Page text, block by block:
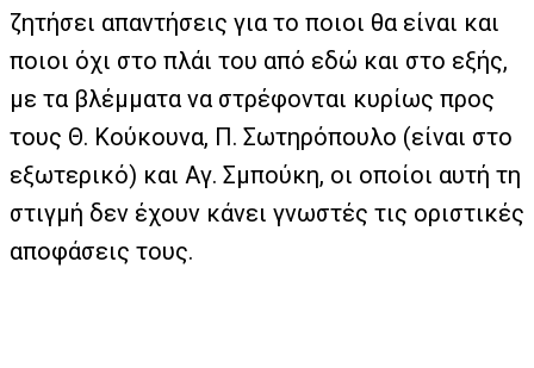
ζητήσει απαντήσεις για το ποιοι θα είναι και
ποιοι όχι στο πλάι του από εδώ και στο εξής,
με τα βλέμματα να στρέφονται κυρίως προς
τους Θ. Κούκουνα, Π. Σωτηρόπουλο (είναι στο
εξωτερικό) και Αγ. Σμπούκη, οι οποίοι αυτή τη
στιγμή δεν έχουν κάνει γνωστές τις οριστικές
αποφάσεις τους.